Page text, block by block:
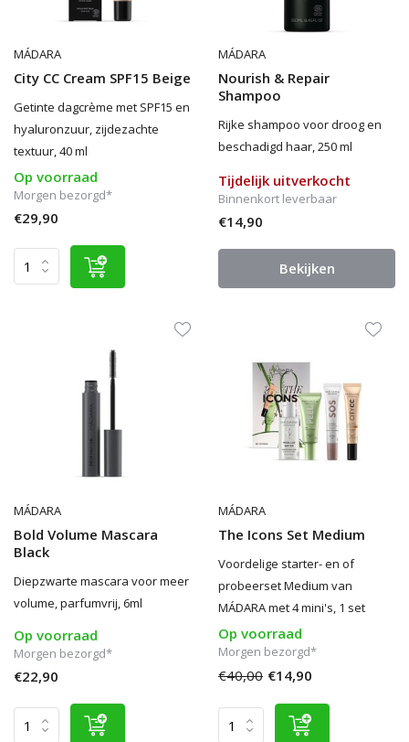
MÁDARA
City CC Cream SPF15 Beige
Getinte dagcrème met SPF15 en
hyaluronzuur, zijdezachte
textuur, 40 ml
Op voorraad
Morgen bezorgd*
€29,90
MÁDARA
Nourish & Repair
Shampoo
Rijke shampoo voor droog en
beschadigd haar, 250 ml
Tijdelijk uitverkocht
Binnenkort leverbaar
€14,90
Bekijken
MÁDARA
Bold Volume Mascara
Black
Diepzwarte mascara voor meer
volume, parfumvrij, 6ml
Op voorraad
Morgen bezorgd*
€22,90
MÁDARA
The Icons Set Medium
Voordelige starter- en of
probeerset Medium van
MÁDARA met 4 mini's, 1 set
Op voorraad
Morgen bezorgd*
€40,00 €14,90